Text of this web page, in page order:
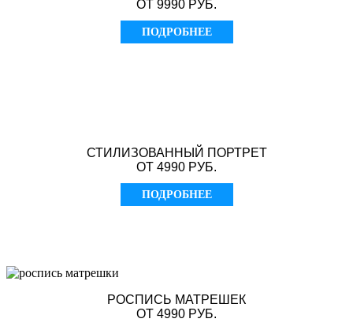
ОТ 9990 РУБ.
ПОДРОБНЕЕ
СТИЛИЗОВАННЫЙ ПОРТРЕТ
ОТ 4990 РУБ.
ПОДРОБНЕЕ
РОСПИСЬ МАТРЕШЕК
ОТ 4990 РУБ.